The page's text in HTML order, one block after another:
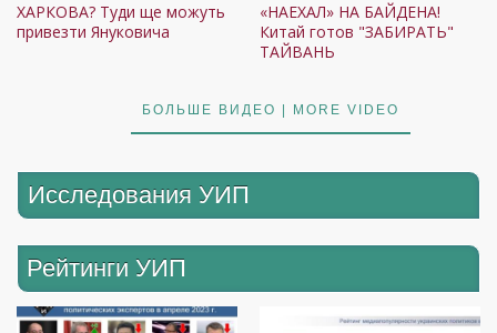
ХАРКОВА? Туди ще можуть
привезти Януковича
«НАЕХАЛ» НА БАЙДЕНА!
Китай готов "ЗАБИРАТЬ"
ТАЙВАНЬ
БОЛЬШЕ ВИДЕО | MORE VIDEO
Исследования УИП
Рейтинги УИП